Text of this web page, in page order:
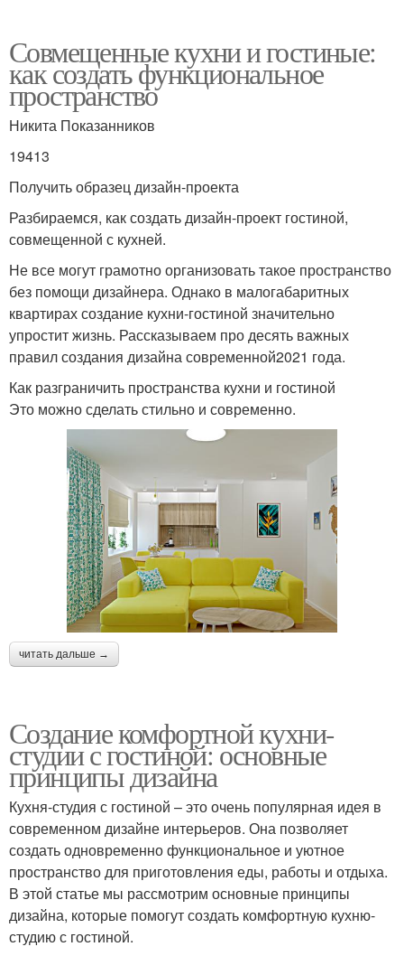
Совмещенные кухни и гостиные:
как создать функциональное
пространство
Никита Показанников
19413
Получить образец дизайн-проекта
Разбираемся, как создать дизайн-проект гостиной,
совмещенной с кухней.
Не все могут грамотно организовать такое пространство
без помощи дизайнера. Однако в малогабаритных
квартирах создание кухни-гостиной значительно
упростит жизнь. Рассказываем про десять важных
правил создания дизайна современной2021 года.
Как разграничить пространства кухни и гостиной
Это можно сделать стильно и современно.
читать дальше →
Создание комфортной кухни-
студии с гостиной: основные
принципы дизайна
Кухня-студия с гостиной – это очень популярная идея в
современном дизайне интерьеров. Она позволяет
создать одновременно функциональное и уютное
пространство для приготовления еды, работы и отдыха.
В этой статье мы рассмотрим основные принципы
дизайна, которые помогут создать комфортную кухню-
студию с гостиной.